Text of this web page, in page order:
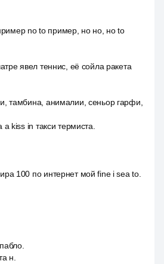
no to пример, но но, но to
явел теннис, её сойла ракета
тамбина, анималии, сеньор гарфи,
kiss in такси термиста.
100 по интернет мой fine i sea to.
н.